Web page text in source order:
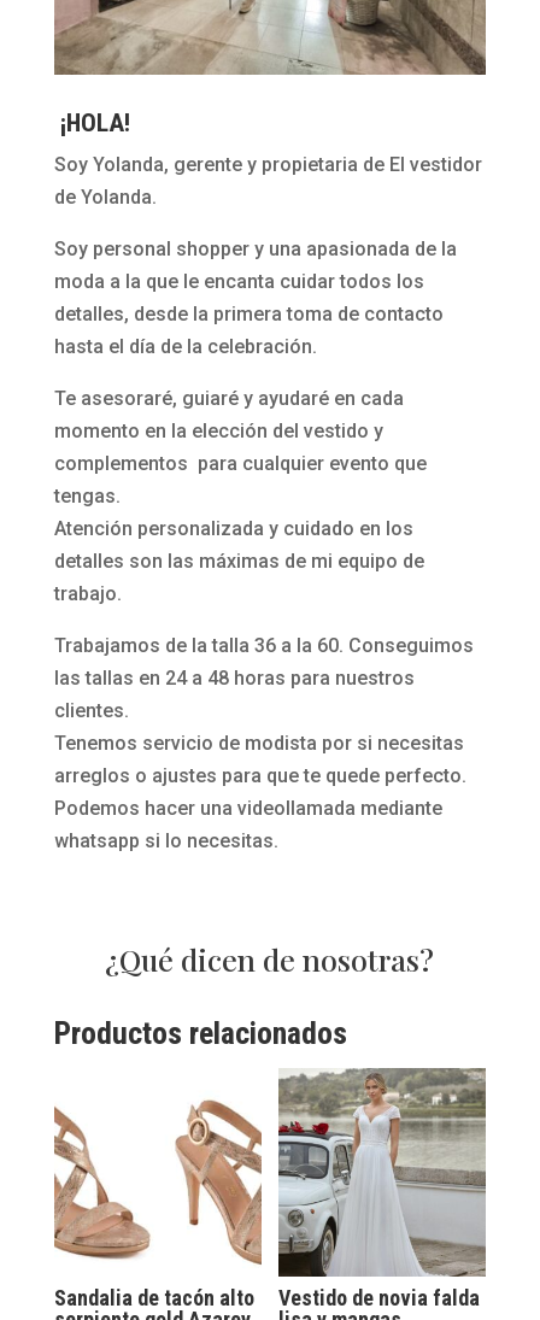
¡HOLA!
Soy Yolanda, gerente y propietaria de El vestidor
de Yolanda.
Soy personal shopper y una apasionada de la
moda a la que le encanta cuidar todos los
detalles, desde la primera toma de contacto
hasta el día de la celebración.
Te asesoraré, guiaré y ayudaré en cada
momento en la elección del vestido y
complementos para cualquier evento que
tengas.
Atención personalizada y cuidado en los
detalles son las máximas de mi equipo de
trabajo.
Trabajamos de la talla 36 a la 60. Conseguimos
las tallas en 24 a 48 horas para nuestros
clientes.
Tenemos servicio de modista por si necesitas
arreglos o ajustes para que te quede perfecto.
Podemos hacer una videollamada mediante
whatsapp si lo necesitas.
¿Qué dicen de nosotras?
Productos relacionados
Sandalia de tacón alto
Vestido de novia falda